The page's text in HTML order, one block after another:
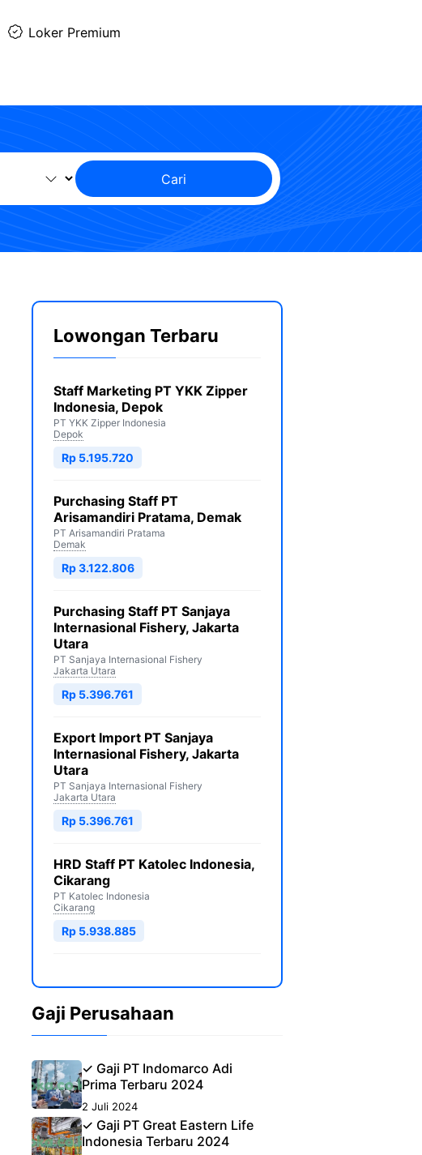
Loker Premium
Cari
Lowongan Terbaru
Staff Marketing PT YKK Zipper
Indonesia, Depok
PT YKK Zipper Indonesia
Depok
Rp 5.195.720
Purchasing Staff PT
Arisamandiri Pratama, Demak
PT Arisamandiri Pratama
Demak
Rp 3.122.806
Purchasing Staff PT Sanjaya
Internasional Fishery, Jakarta
Utara
PT Sanjaya Internasional Fishery
Jakarta Utara
Rp 5.396.761
Export Import PT Sanjaya
Internasional Fishery, Jakarta
Utara
PT Sanjaya Internasional Fishery
Jakarta Utara
Rp 5.396.761
HRD Staff PT Katolec Indonesia,
Cikarang
PT Katolec Indonesia
Cikarang
Rp 5.938.885
Gaji Perusahaan
✓ Gaji PT Indomarco Adi
Prima Terbaru 2024
2 Juli 2024
✓ Gaji PT Great Eastern Life
Indonesia Terbaru 2024